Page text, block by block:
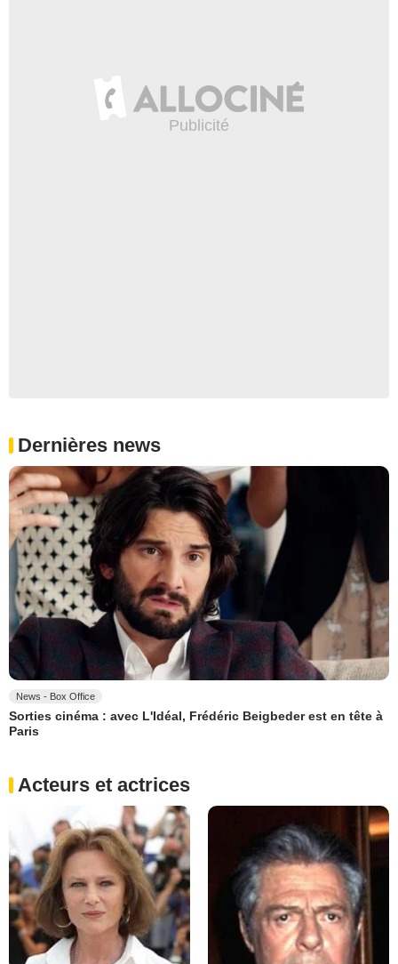
Dernières news
News - Box Office
Sorties cinéma : avec L'Idéal, Frédéric Beigbeder est en tête à
Paris
Acteurs et actrices